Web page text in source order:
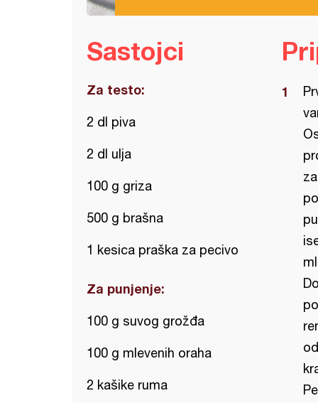
Sastojci
Za testo:
2 dl piva
2 dl ulja
100 g griza
500 g brašna
1 kesica praška za pecivo
Za punjenje:
100 g suvog grožđa
100 g mlevenih oraha
2 kašike ruma